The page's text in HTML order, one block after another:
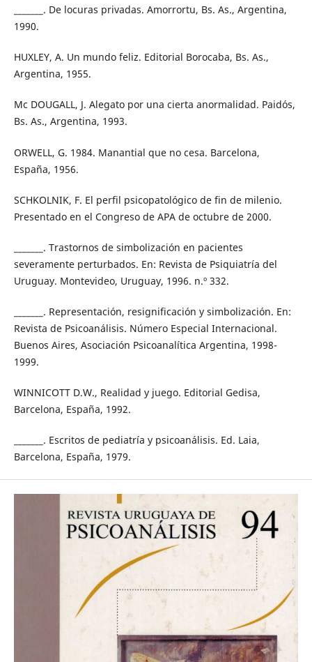
_______. De locuras privadas. Amorrortu, Bs. As., Argentina,
1990.
HUXLEY, A. Un mundo feliz. Editorial Borocaba, Bs. As.,
Argentina, 1955.
Mc DOUGALL, J. Alegato por una cierta anormalidad. Paidós,
Bs. As., Argentina, 1993.
ORWELL, G. 1984. Manantial que no cesa. Barcelona,
España, 1956.
SCHKOLNIK, F. El perfil psicopatológico de fin de milenio.
Presentado en el Congreso de APA de octubre de 2000.
_______. Trastornos de simbolización en pacientes
severamente perturbados. En: Revista de Psiquiatría del
Uruguay. Montevideo, Uruguay, 1996. n.º 332.
_______. Representación, resignificación y simbolización. En:
Revista de Psicoanálisis. Número Especial Internacional.
Buenos Aires, Asociación Psicoanalítica Argentina, 1998-
1999.
WINNICOTT D.W., Realidad y juego. Editorial Gedisa,
Barcelona, España, 1992.
_______. Escritos de pediatría y psicoanálisis. Ed. Laia,
Barcelona, España, 1979.